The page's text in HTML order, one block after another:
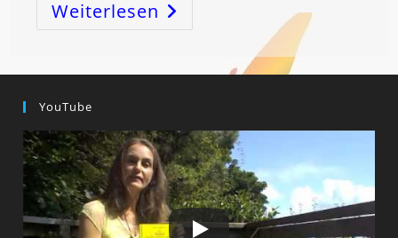
Weiterlesen FISCHE-
LEBERenergie
–
YouTube